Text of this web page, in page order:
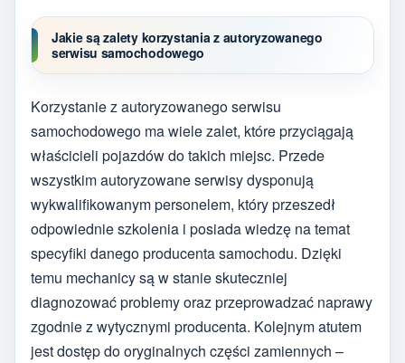
Jakie są zalety korzystania z autoryzowanego
serwisu samochodowego
Korzystanie z autoryzowanego serwisu
samochodowego ma wiele zalet, które przyciągają
właścicieli pojazdów do takich miejsc. Przede
wszystkim autoryzowane serwisy dysponują
wykwalifikowanym personelem, który przeszedł
odpowiednie szkolenia i posiada wiedzę na temat
specyfiki danego producenta samochodu. Dzięki
temu mechanicy są w stanie skuteczniej
diagnozować problemy oraz przeprowadzać naprawy
zgodnie z wytycznymi producenta. Kolejnym atutem
jest dostęp do oryginalnych części zamiennych –